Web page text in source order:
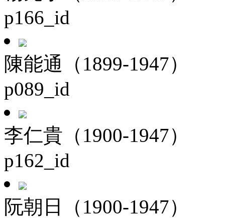
p166_id
陳能通（1899-1947）
p089_id
李仁貴（1900-1947）
p162_id
阮朝日（1900-1947）